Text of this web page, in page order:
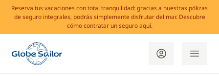
Reserva tus vacaciones con total tranquilidad: gracias a nuestras pólizas
de seguro integrales, podrás simplemente disfrutar del mar. Descubre
cómo contratar un seguro aquí.